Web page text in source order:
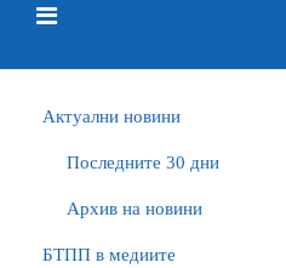
Актуални новини
Последните 30 дни
Архив на новини
БTПП в медиите